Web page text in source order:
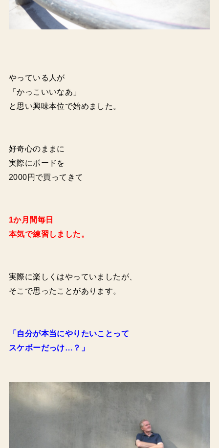
やっている人が
「かっこいいなあ」
と思い興味本位で始めました。
好奇心のままに
実際にボードを
2000円で買ってきて
1か月間毎日
本気で練習しました。
実際に楽しくはやっていましたが、
そこで思ったことがあります。
「自分が本当にやりたいことって
スケボーだっけ…？」